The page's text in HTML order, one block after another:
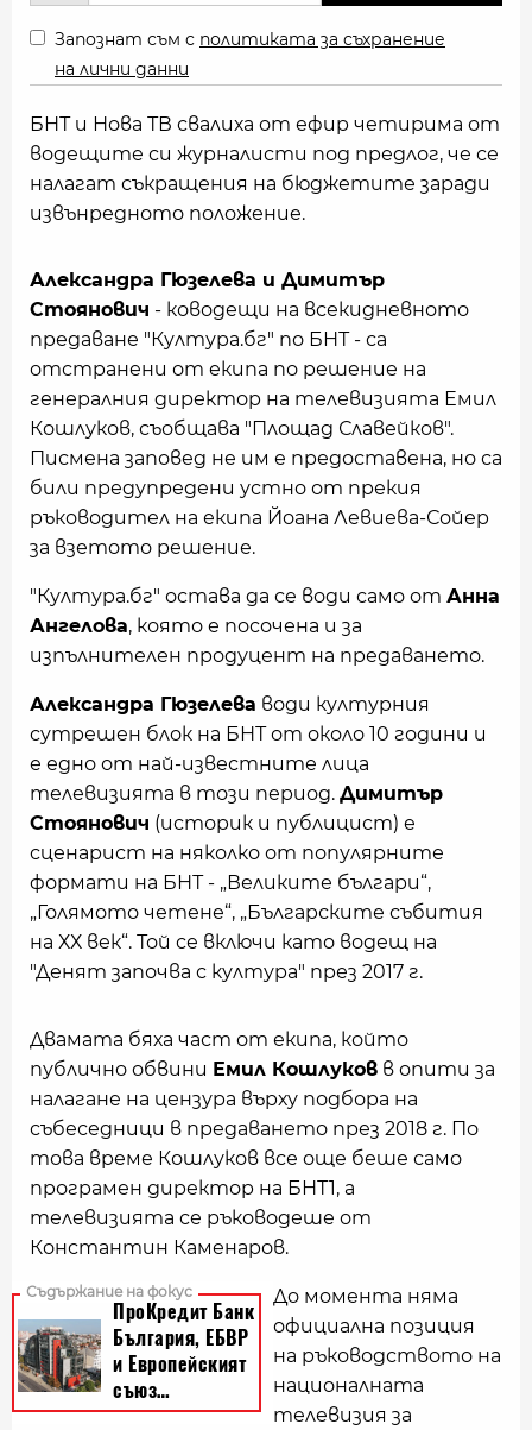
Запознат съм с политиката за съхранение
на лични данни
БНТ и Нова ТВ свалиха от ефир четирима от
водещите си журналисти под предлог, че се
налагат съкращения на бюджетите заради
извънредното положение.
Александра Гюзелева и Димитър
Стоянович - ководещи на всекидневното
предаване "Култура.бг" по БНТ - са
отстранени от екипа по решение на
генералния директор на телевизията Емил
Кошлуков, съобщава "Площад Славейков".
Писмена заповед не им е предоставена, но са
били предупредени устно от прекия
ръководител на екипа Йоана Левиева-Сойер
за взетото решение.
"Култура.бг" остава да се води само от Анна
Ангелова, която е посочена и за
изпълнителен продуцент на предаването.
Александра Гюзелева води културния
сутрешен блок на БНТ от около 10 години и
е едно от най-известните лица
телевизията в този период. Димитър
Стоянович (историк и публицист) е
сценарист на няколко от популярните
формати на БНТ - „Великите българи“,
„Голямото четене“, „Българските събития
на ХХ век“. Той се включи като водещ на
"Денят започва с култура" през 2017 г.
Двамата бяха част от екипа, който
публично обвини Емил Кошлуков в опити за
налагане на цензура върху подбора на
събеседници в предаването през 2018 г. По
това време Кошлуков все още беше само
програмен директор на БНТ1, а
телевизията се ръководеше от
Константин Каменаров.
До момента няма
официална позиция
на ръководството на
националната
телевизия за